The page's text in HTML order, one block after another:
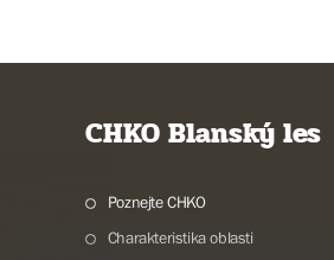
CHKO Blanský les
Poznejte CHKO
Charakteristika oblasti